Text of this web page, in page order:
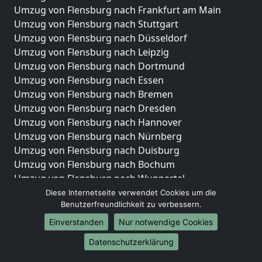
Umzug von Flensburg nach Frankfurt am Main
Umzug von Flensburg nach Stuttgart
Umzug von Flensburg nach Düsseldorf
Umzug von Flensburg nach Leipzig
Umzug von Flensburg nach Dortmund
Umzug von Flensburg nach Essen
Umzug von Flensburg nach Bremen
Umzug von Flensburg nach Dresden
Umzug von Flensburg nach Hannover
Umzug von Flensburg nach Nürnberg
Umzug von Flensburg nach Duisburg
Umzug von Flensburg nach Bochum
Umzug von Flensburg nach Wuppertal
Umzug von Flensburg nach Bielefeld
Umzug von Flensburg nach Bonn
Umzug von Flensburg nach Münster
Internationale-Umzüge
Diese Internetseite verwendet Cookies um die
Benutzerfreundlichkeit zu verbessern.
Einverstanden
Nur notwendige Cookies
Datenschutzerklärung